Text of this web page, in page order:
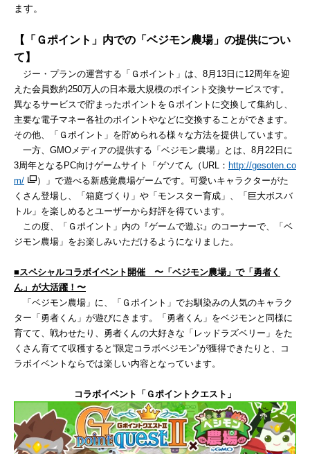
ます。
【 「 Ｇポイント 」内での「ベジモン農場」の提供につい
て 】
ジー・プランの運営する「Ｇポイント」は、8月13日に12周年を迎
えた会員数約250万人の日本最大規模のポイント交換サービスです。
異なるサービスで貯まったポイントをＧポイントに交換して集約し、
主要な電子マネー各社のポイントやなどに交換することができます。
その他、「Ｇポイント」を貯められる様々な方法を提供しています。
一方、GMOメディアの提供する「ベジモン農場」とは、8月22日に
3周年となるPC向けゲームサイト「ゲソてん（URL： http://gesoten.co
m/
）」で遊べる新感覚農場ゲームです。可愛いキャラクターがた
くさん登場し、「箱庭づくり」や「モンスター育成」、「巨大ボスバ
トル」を楽しめるとユーザーから好評を得ています。
この度、「Ｇポイント」内の『ゲームで遊ぶ』のコーナーで、「ベ
ジモン農場」をお楽しみいただけるようになりました。
■スペシャルコラボイベント開催 〜 「ベジモン農場」で「勇者く
ん」が大活躍！ 〜
「ベジモン農場」に、「Ｇポイント」でお馴染みの人気のキャラク
ター「勇者くん」が遊びにきます。「勇者くん」をベジモンと同様に
育てて、戦わせたり、勇者くんの大好きな「レッドラズベリー」をた
くさん育てて収穫すると“限定コラボベジモン”が獲得できたりと、コ
ラボイベントならでは楽しい内容となっています。
コラボイベント「Ｇポイントクエスト」